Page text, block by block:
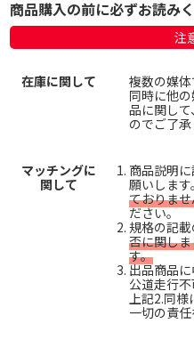
商品購入の前に必ずお読み
注
在庫に関して
複数の媒
同時に他
品に関し
のでご了承
マッチングに
関して
商品説明
願いします。
ておりま
ださい。
規格の記載
否に関し
す。
出品商品
公道走行不
上記2.同
一切の責任